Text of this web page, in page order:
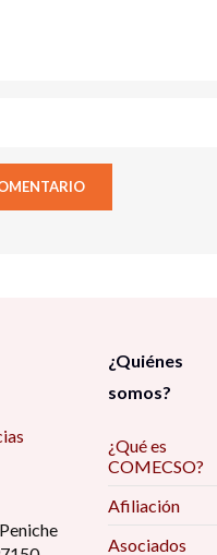
¿Quiénes
somos?
¿Qué es
COMECSO?
Afiliación
Asociados